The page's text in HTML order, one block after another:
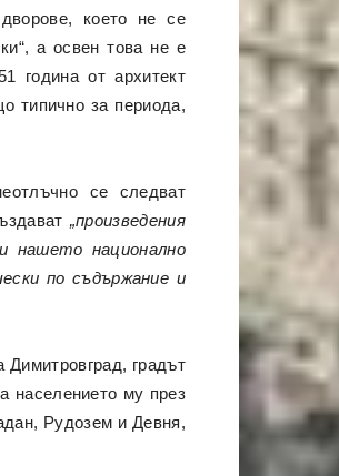
което не се
а освен това не е
година от архитект
типично за периода,
се следват
„произведения
нашето национално
по съдържание и
Димитровград, градът
населението му през
Рудозем и Девня,